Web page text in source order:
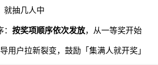
就抽几人中
按奖项顺序依次发放，从一等奖开始
用户拉新裂变，鼓励「集满人就开奖」